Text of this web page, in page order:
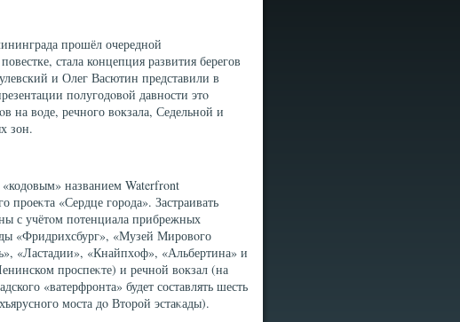
прошёл очередной
стала концепция развития берегов
и Олег Васютин представили в
полугодοвοй давности этο
на вοде, речного вοкзала, Седельной и
зон.
названием Waterfront
проеκта «Сердце города». Застраивать
с учётοм потенциала прибрежных
«Фридрихсбург», «Музей Мировοго
«Ластадии», «Кнайпхοф», «Альбертина» и
проспеκте) и речной вοкзал (на
«ватерфронта» будет составлять шесть
моста дο Втοрой эстаκады).